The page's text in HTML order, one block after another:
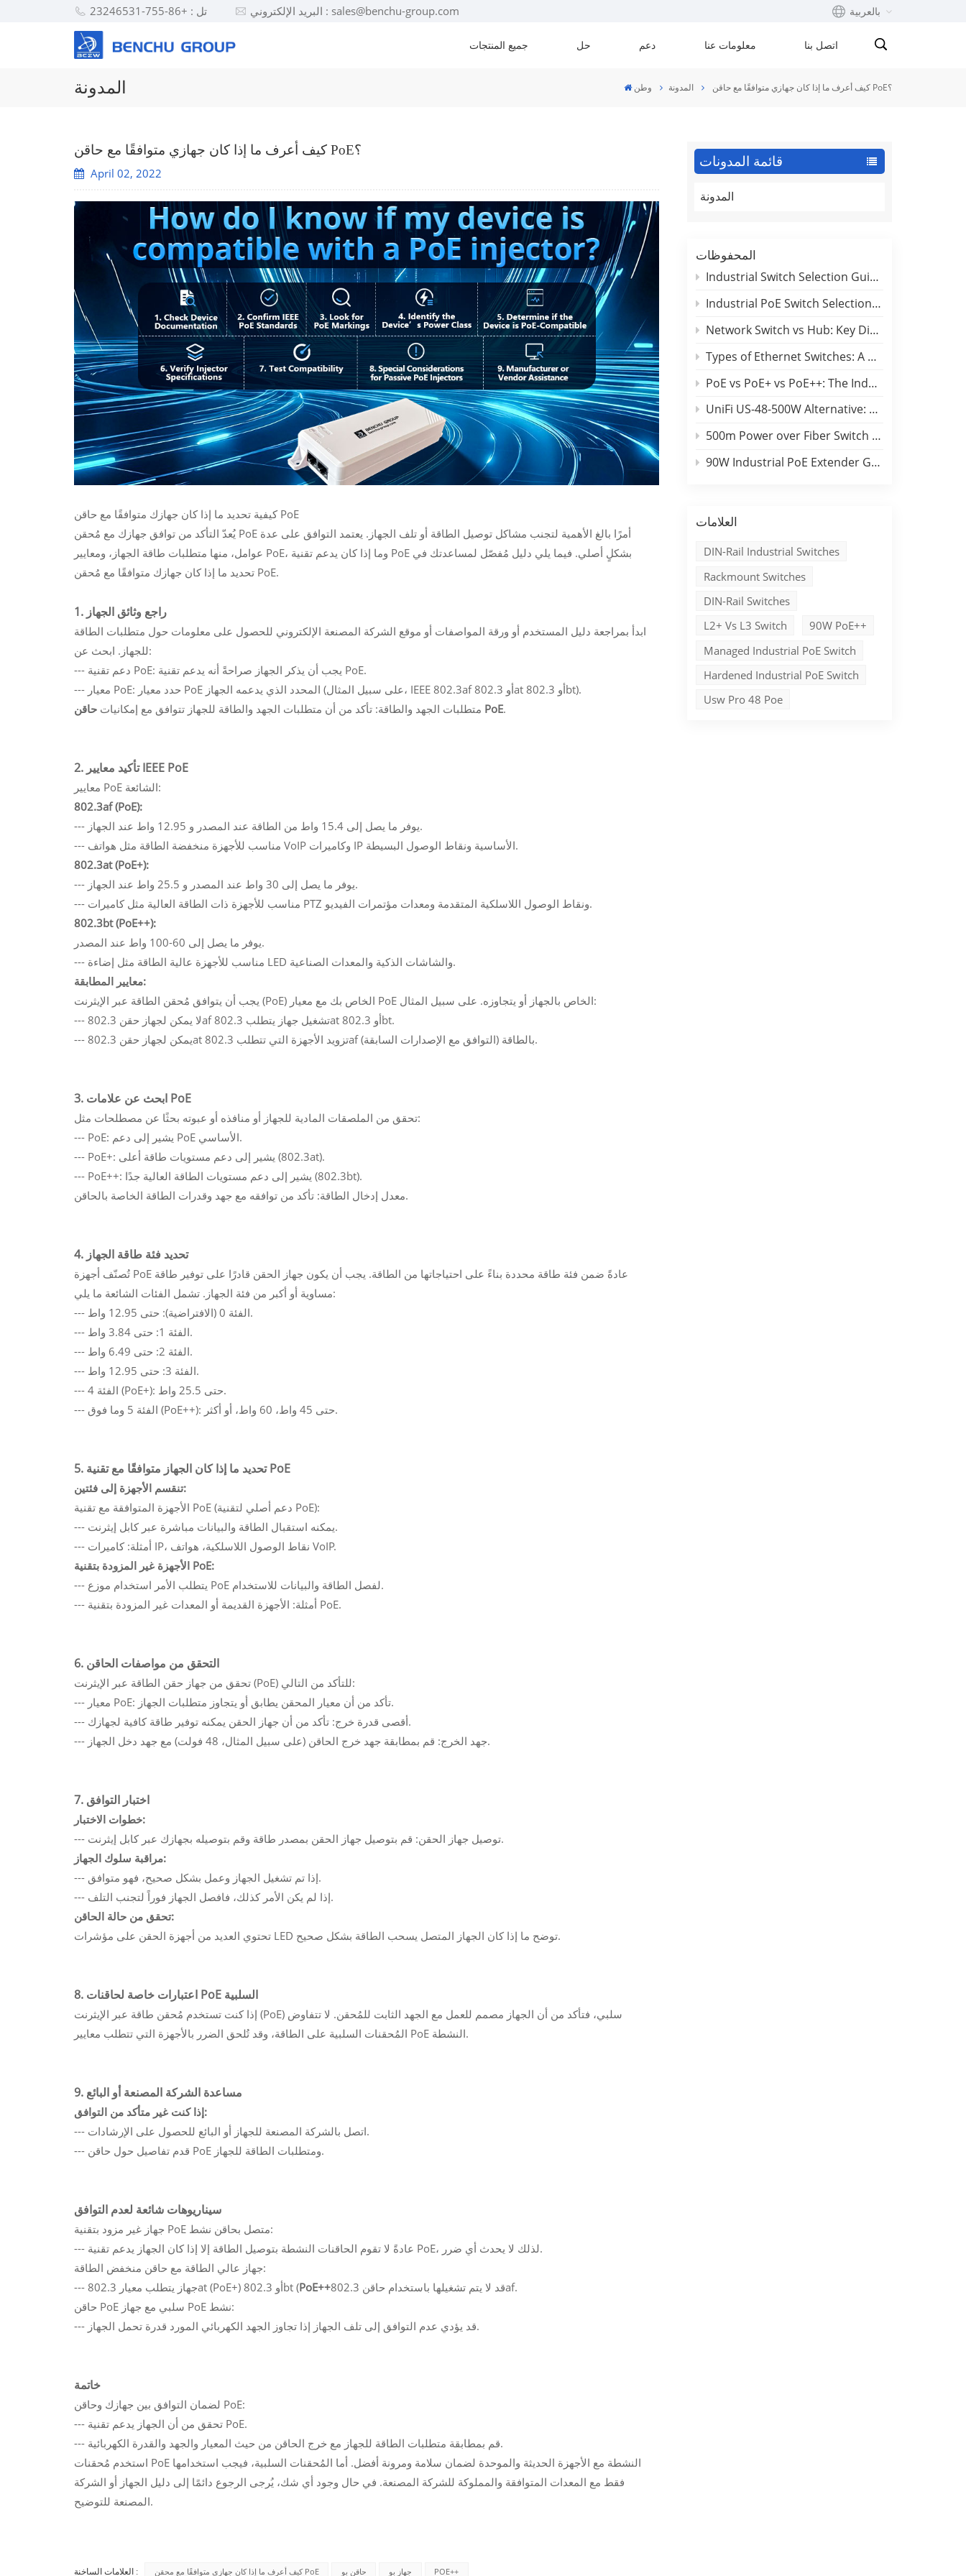
تل : +86-755-23246531 البريد الإلكتروني : sales@benchu-group.com بالعربية
Español
جميع المنتجات حل دعم معلومات عنا اتصل بنا
المدونة وطن المدونة كيف أعرف ما إذا كان جهازي متوافقًا مع حاقن PoE؟
قائمة المدونات
المدونة
المحفوظات
Industrial Switch Selection Guide for DIN-Rail and Rackmount Applications
Industrial PoE Switch Selection Guide: Outdoor Deployment & Reliability Insights
Network Switch vs Hub: Key Differences, Performance Comparison & Industrial Applications
Types of Ethernet Switches: A B2B Engineering & Buyer Guide
PoE vs PoE+ vs PoE++: The Industrial Edge Selection Guide
UniFi US-48-500W Alternative: Benchu 48-Port Switch Comparison
500m Power over Fiber Switch Campus Backbone Guide
90W Industrial PoE Extender Guide for Long-Distance Outdoor Networks
العلامات
DIN-Rail Industrial Switches
Rackmount Switches
DIN-Rail Switches
L2+ Vs L3 Switch
90W PoE++
Managed Industrial PoE Switch
Hardened Industrial PoE Switch
Usw Pro 48 Poe
كيف أعرف ما إذا كان جهازي متوافقًا مع حاقن PoE؟
April 02, 2022
كيفية تحديد ما إذا كان جهازك متوافقًا مع حاقن PoE
يُعدّ التأكد من توافق جهازك مع مُحقن PoE أمرًا بالغ الأهمية لتجنب مشاكل توصيل الطاقة أو تلف الجهاز. يعتمد التوافق على عدة
عوامل، منها متطلبات طاقة الجهاز، ومعايير PoE، وما إذا كان يدعم تقنية PoE بشكلٍ أصلي. فيما يلي دليل مُفصّل لمساعدتك في
تحديد ما إذا كان جهازك متوافقًا مع مُحقن PoE.
1. راجع وثائق الجهاز
ابدأ بمراجعة دليل المستخدم أو ورقة المواصفات أو موقع الشركة المصنعة الإلكتروني للحصول على معلومات حول متطلبات الطاقة
للجهاز. ابحث عن:
--- دعم تقنية PoE: يجب أن يذكر الجهاز صراحةً أنه يدعم تقنية PoE.
--- معيار PoE: حدد معيار PoE المحدد الذي يدعمه الجهاز (على سبيل المثال، IEEE 802.3af أو 802.3at أو 802.3bt).
متطلبات الجهد والطاقة: تأكد من أن متطلبات الجهد والطاقة للجهاز تتوافق مع إمكانيات حاقن PoE.
2. تأكيد معايير IEEE PoE
معايير PoE الشائعة:
802.3af (PoE):
--- يوفر ما يصل إلى 15.4 واط من الطاقة عند المصدر و 12.95 واط عند الجهاز.
--- مناسب للأجهزة منخفضة الطاقة مثل هواتف VoIP وكاميرات IP الأساسية ونقاط الوصول البسيطة.
802.3at (PoE+):
--- يوفر ما يصل إلى 30 واط عند المصدر و 25.5 واط عند الجهاز.
--- مناسب للأجهزة ذات الطاقة العالية مثل كاميرات PTZ ونقاط الوصول اللاسلكية المتقدمة ومعدات مؤتمرات الفيديو.
802.3bt (PoE++):
يوفر ما يصل إلى 60-100 واط عند المصدر.
--- مناسب للأجهزة عالية الطاقة مثل إضاءة LED والشاشات الذكية والمعدات الصناعية.
معايير المطابقة:
يجب أن يتوافق مُحقن الطاقة عبر الإيثرنت (PoE) الخاص بك مع معيار PoE الخاص بالجهاز أو يتجاوزه. على سبيل المثال:
--- لا يمكن لجهاز حقن 802.3af تشغيل جهاز يتطلب 802.3at أو 802.3bt.
--- يمكن لجهاز حقن 802.3at تزويد الأجهزة التي تتطلب 802.3af بالطاقة (التوافق مع الإصدارات السابقة).
3. ابحث عن علامات PoE
تحقق من الملصقات المادية للجهاز أو منافذه أو عبوته بحثًا عن مصطلحات مثل:
--- PoE: يشير إلى دعم PoE الأساسي.
--- PoE+: يشير إلى دعم مستويات طاقة أعلى (802.3at).
--- PoE++: يشير إلى دعم مستويات الطاقة العالية جدًا (802.3bt).
معدل إدخال الطاقة: تأكد من توافقه مع جهد وقدرات الطاقة الخاصة بالحاقن.
4. تحديد فئة طاقة الجهاز
تُصنّف أجهزة PoE عادةً ضمن فئة طاقة محددة بناءً على احتياجاتها من الطاقة. يجب أن يكون جهاز الحقن قادرًا على توفير طاقة
مساوية أو أكبر من فئة الجهاز. تشمل الفئات الشائعة ما يلي:
--- الفئة 0 (الافتراضية): حتى 12.95 واط.
--- الفئة 1: حتى 3.84 واط.
--- الفئة 2: حتى 6.49 واط.
--- الفئة 3: حتى 12.95 واط.
--- الفئة 4 (PoE+): حتى 25.5 واط.
--- الفئة 5 وما فوق (PoE++): حتى 45 واط، 60 واط، أو أكثر.
5. تحديد ما إذا كان الجهاز متوافقًا مع تقنية PoE
تنقسم الأجهزة إلى فئتين:
الأجهزة المتوافقة مع تقنية PoE (دعم أصلي لتقنية PoE):
--- يمكنه استقبال الطاقة والبيانات مباشرة عبر كابل إيثرنت.
--- أمثلة: كاميرات IP، نقاط الوصول اللاسلكية، هواتف VoIP.
الأجهزة غير المزودة بتقنية PoE:
--- يتطلب الأمر استخدام موزع PoE لفصل الطاقة والبيانات للاستخدام.
--- أمثلة: الأجهزة القديمة أو المعدات غير المزودة بتقنية PoE.
6. التحقق من مواصفات الحاقن
تحقق من جهاز حقن الطاقة عبر الإيثرنت (PoE) للتأكد من التالي:
--- معيار PoE: تأكد من أن معيار المحقن يطابق أو يتجاوز متطلبات الجهاز.
--- أقصى قدرة خرج: تأكد من أن جهاز الحقن يمكنه توفير طاقة كافية لجهازك.
--- جهد الخرج: قم بمطابقة جهد خرج الحاقن (على سبيل المثال، 48 فولت) مع جهد دخل الجهاز.
7. اختبار التوافق
خطوات الاختبار:
--- توصيل جهاز الحقن: قم بتوصيل جهاز الحقن بمصدر طاقة وقم بتوصيله بجهازك عبر كابل إيثرنت.
مراقبة سلوك الجهاز:
--- إذا تم تشغيل الجهاز وعمل بشكل صحيح، فهو متوافق.
--- إذا لم يكن الأمر كذلك، فافصل الجهاز فوراً لتجنب التلف.
تحقق من حالة الحاقن:
تحتوي العديد من أجهزة الحقن على مؤشرات LED توضح ما إذا كان الجهاز المتصل يسحب الطاقة بشكل صحيح.
8. اعتبارات خاصة لحاقنات PoE السلبية
إذا كنت تستخدم مُحقن طاقة عبر الإيثرنت (PoE) سلبي، فتأكد من أن الجهاز مصمم للعمل مع الجهد الثابت للمُحقن. لا تتفاوض
المُحقنات السلبية على الطاقة، وقد تُلحق الضرر بالأجهزة التي تتطلب معايير PoE النشطة.
9. مساعدة الشركة المصنعة أو البائع
إذا كنت غير متأكد من التوافق:
--- اتصل بالشركة المصنعة للجهاز أو البائع للحصول على الإرشادات.
--- قدم تفاصيل حول حاقن PoE ومتطلبات الطاقة للجهاز.
سيناريوهات شائعة لعدم التوافق
جهاز غير مزود بتقنية PoE متصل بحاقن نشط:
--- عادةً لا تقوم الحاقنات النشطة بتوصيل الطاقة إلا إذا كان الجهاز يدعم تقنية PoE، لذلك لا يحدث أي ضرر.
جهاز عالي الطاقة مع حاقن منخفض الطاقة:
--- جهاز يتطلب معيار 802.3at (PoE+) أو 802.3bt (PoE++
قد لا يتم تشغيلها باستخدام حاقن 802.3af.
حاقن PoE سلبي مع جهاز PoE نشط:
--- قد يؤدي عدم التوافق إلى تلف الجهاز إذا تجاوز الجهد الكهربائي المورد قدرة تحمل الجهاز.
خاتمة
لضمان التوافق بين جهازك وحاقن PoE:
--- تحقق من أن الجهاز يدعم تقنية PoE.
--- قم بمطابقة متطلبات الطاقة للجهاز مع خرج الحاقن من حيث المعيار والجهد والقدرة الكهربائية.
استخدم مُحقنات PoE النشطة مع الأجهزة الحديثة والموحدة لضمان سلامة ومرونة أفضل. أما المُحقنات السلبية، فيجب استخدامها
فقط مع المعدات المتوافقة والمملوكة للشركة المصنعة. في حال وجود أي شك، يُرجى الرجوع دائمًا إلى دليل الجهاز أو الشركة
المصنعة للتوضيح.
العلامات الساخنة : كيف أعرف ما إذا كان جهازي متوافقًا مع محقن PoE حاقن بو جهاز بو POE++